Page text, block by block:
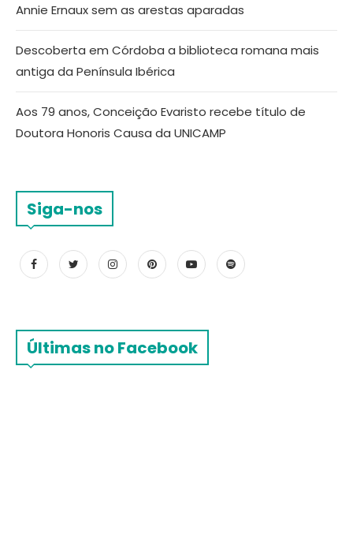
Annie Ernaux sem as arestas aparadas
Descoberta em Córdoba a biblioteca romana mais
antiga da Península Ibérica
Aos 79 anos, Conceição Evaristo recebe título de
Doutora Honoris Causa da UNICAMP
Siga-nos
Últimas no Facebook